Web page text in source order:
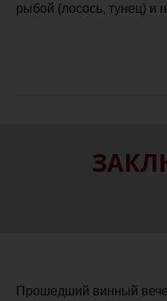
рыбой (лосось, тунец) и
Прошедший винный